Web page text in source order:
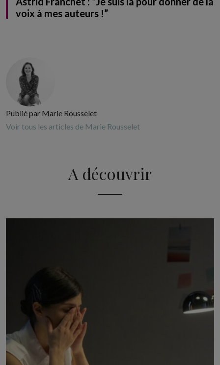
voix à mes auteurs !”
Publié par Marie Rousselet
Voir tous les articles de Marie Rousselet
A découvrir